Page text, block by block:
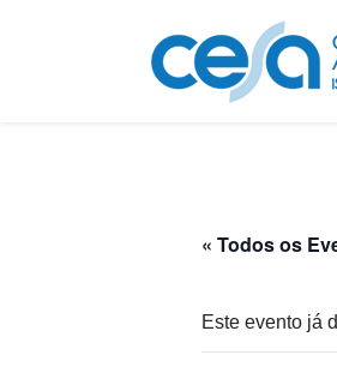
« Todos os
Este evento já